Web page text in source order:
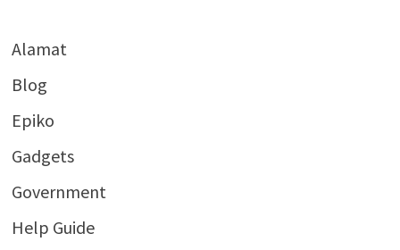
Alamat
Blog
Epiko
Gadgets
Government
Help Guide